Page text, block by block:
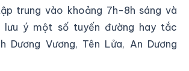
trung vào khoảng 7h-8h sáng và
lưu ý một số tuyến đường hay tắc
Dương Vương, Tên Lửa, An Dương